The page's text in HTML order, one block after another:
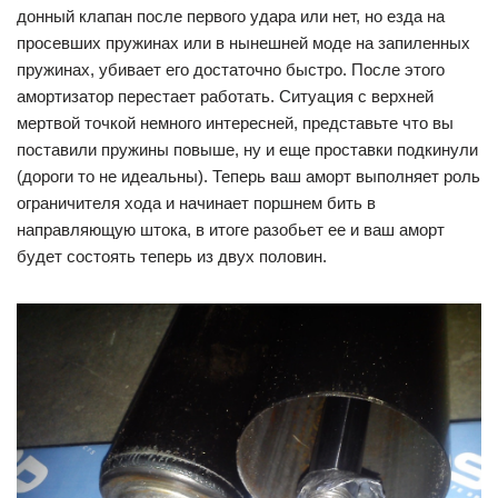
донный клапан после первого удара или нет, но езда на
просевших пружинах или в нынешней моде на запиленных
пружинах, убивает его достаточно быстро. После этого
амортизатор перестает работать. Ситуация с верхней
мертвой точкой немного интересней, представьте что вы
поставили пружины повыше, ну и еще проставки подкинули
(дороги то не идеальны). Теперь ваш аморт выполняет роль
ограничителя хода и начинает поршнем бить в
направляющую штока, в итоге разобьет ее и ваш аморт
будет состоять теперь из двух половин.